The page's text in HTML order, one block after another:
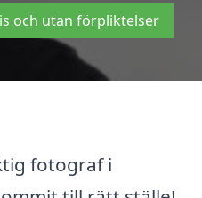
och utan förpliktelser
fotograf i